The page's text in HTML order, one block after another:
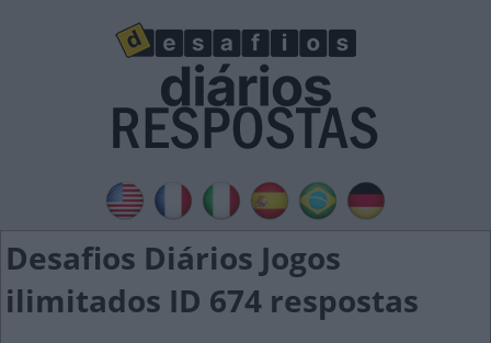
Desafios Diários Jogos
ilimitados ID 674 respostas